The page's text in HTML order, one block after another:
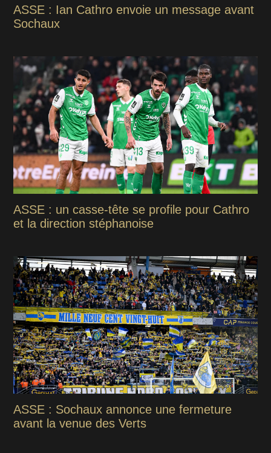
ASSE : Ian Cathro envoie un message avant
Sochaux
ASSE : un casse-tête se profile pour Cathro
et la direction stéphanoise
ASSE : Sochaux annonce une fermeture
avant la venue des Verts